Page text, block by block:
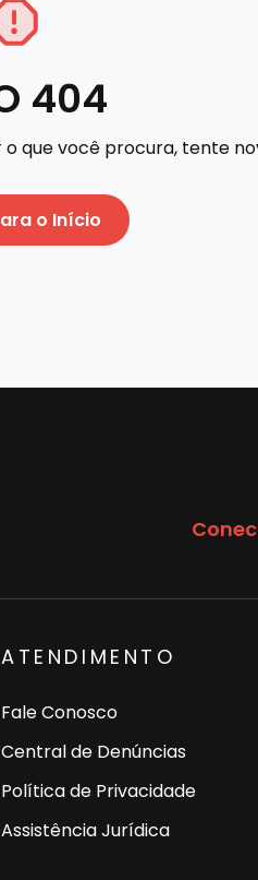
404
que você procura, tente
o Início
ATENDIMENTO
Fale Conosco
Central de Denúncias
Política de Privacidade
Assistência Jurídica